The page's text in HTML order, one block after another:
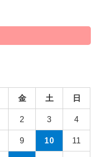
金 土 日
2 3 4
9 10 11